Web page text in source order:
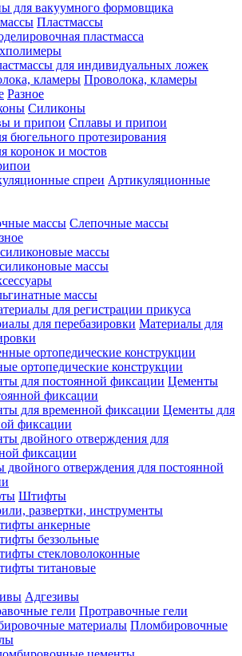
для вакуумного формовщика
Пластмассы
пластмасса
для индивидуальных ложек
Проволока, кламеры
Разное
Силиконы
Сплавы и припои
бюгельного протезирования
коронок и мостов
Артикуляционные
Слепочные массы
массы
массы
массы
для регистрации прикуса
Материалы для
ортопедические конструкции
Цементы
фиксации
Цементы для
фиксации
двойного отверждения для постоянной
Штифты
развертки, инструменты
анкерные
беззольные
стекловолоконные
титановые
Адгезивы
Протравочные гели
Пломбировочные